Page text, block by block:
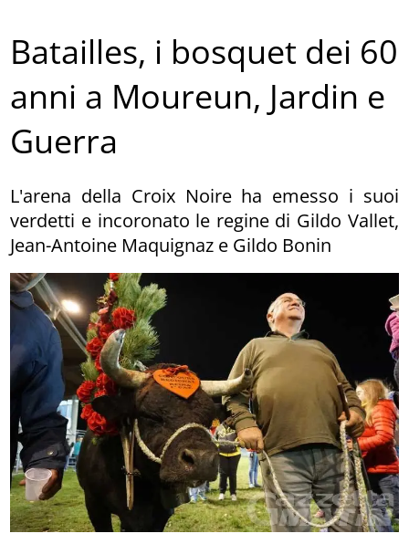
Batailles, i bosquet dei 60
anni a Moureun, Jardin e
Guerra
L'arena della Croix Noire ha emesso i suoi
verdetti e incoronato le regine di Gildo Vallet,
Jean-Antoine Maquignaz e Gildo Bonin